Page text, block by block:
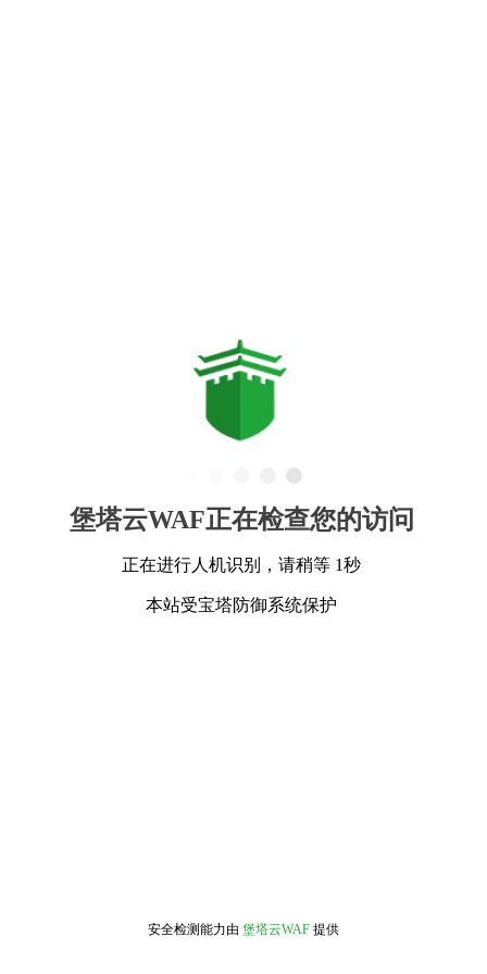
堡塔云WAF正在检查您的访问
正在进行人机识别，请稍等 1秒
本站受宝塔防御系统保护
安全检测能力由 堡塔云WAF 提供